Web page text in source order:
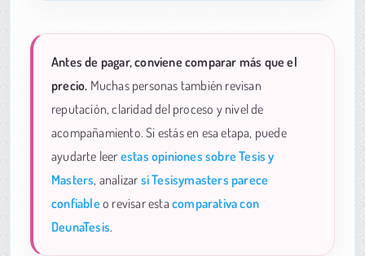
Antes de pagar, conviene comparar más que el
precio. Muchas personas también revisan
reputación, claridad del proceso y nivel de
acompañamiento. Si estás en esa etapa, puede
ayudarte leer estas opiniones sobre Tesis y
Masters, analizar si Tesisymasters parece
confiable o revisar estacomparativa con
DeunaTesis.